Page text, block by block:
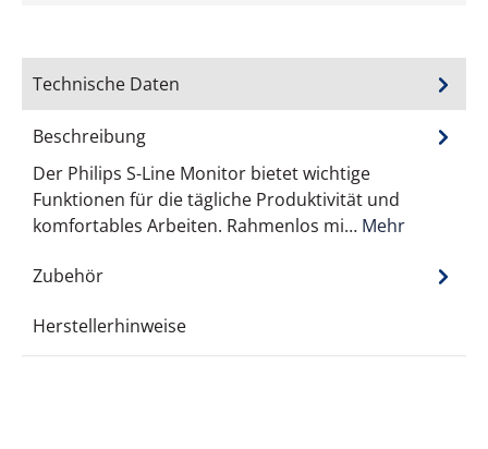
Technische Daten
Beschreibung
Der Philips S-Line Monitor bietet wichtige
Funktionen für die tägliche Produktivität und
komfortables Arbeiten. Rahmenlos mi… Mehr
Zubehör
Herstellerhinweise